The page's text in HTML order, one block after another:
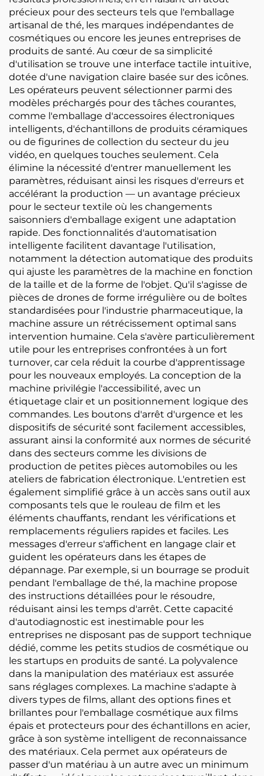
précieux pour des secteurs tels que l'emballage
artisanal de thé, les marques indépendantes de
cosmétiques ou encore les jeunes entreprises de
produits de santé. Au cœur de sa simplicité
d'utilisation se trouve une interface tactile intuitive,
dotée d'une navigation claire basée sur des icônes.
Les opérateurs peuvent sélectionner parmi des
modèles préchargés pour des tâches courantes,
comme l'emballage d'accessoires électroniques
intelligents, d'échantillons de produits céramiques
ou de figurines de collection du secteur du jeu
vidéo, en quelques touches seulement. Cela
élimine la nécessité d'entrer manuellement les
paramètres, réduisant ainsi les risques d'erreurs et
accélérant la production — un avantage précieux
pour le secteur textile où les changements
saisonniers d'emballage exigent une adaptation
rapide. Des fonctionnalités d'automatisation
intelligente facilitent davantage l'utilisation,
notamment la détection automatique des produits
qui ajuste les paramètres de la machine en fonction
de la taille et de la forme de l'objet. Qu'il s'agisse de
pièces de drones de forme irrégulière ou de boîtes
standardisées pour l'industrie pharmaceutique, la
machine assure un rétrécissement optimal sans
intervention humaine. Cela s'avère particulièrement
utile pour les entreprises confrontées à un fort
turnover, car cela réduit la courbe d'apprentissage
pour les nouveaux employés. La conception de la
machine privilégie l'accessibilité, avec un
étiquetage clair et un positionnement logique des
commandes. Les boutons d'arrêt d'urgence et les
dispositifs de sécurité sont facilement accessibles,
assurant ainsi la conformité aux normes de sécurité
dans des secteurs comme les divisions de
production de petites pièces automobiles ou les
ateliers de fabrication électronique. L'entretien est
également simplifié grâce à un accès sans outil aux
composants tels que le rouleau de film et les
éléments chauffants, rendant les vérifications et
remplacements réguliers rapides et faciles. Les
messages d'erreur s'affichent en langage clair et
guident les opérateurs dans les étapes de
dépannage. Par exemple, si un bourrage se produit
pendant l'emballage de thé, la machine propose
des instructions détaillées pour le résoudre,
réduisant ainsi les temps d'arrêt. Cette capacité
d'autodiagnostic est inestimable pour les
entreprises ne disposant pas de support technique
dédié, comme les petits studios de cosmétique ou
les startups en produits de santé. La polyvalence
dans la manipulation des matériaux est assurée
sans réglages complexes. La machine s'adapte à
divers types de films, allant des options fines et
brillantes pour l'emballage cosmétique aux films
épais et protecteurs pour des échantillons en acier,
grâce à son système intelligent de reconnaissance
des matériaux. Cela permet aux opérateurs de
passer d'un matériau à un autre avec un minimum